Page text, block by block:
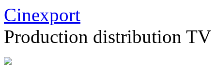
Cinexport
Production distribution TV